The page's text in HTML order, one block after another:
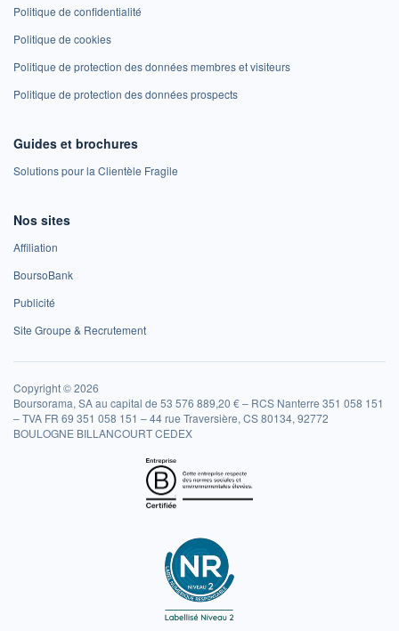
Politique de confidentialité
Politique de cookies
Politique de protection des données membres et visiteurs
Politique de protection des données prospects
Guides et brochures
Solutions pour la Clientèle Fragile
Nos sites
Affiliation
BoursoBank
Publicité
Site Groupe & Recrutement
Copyright © 2026
Boursorama, SA au capital de 53 576 889,20 € – RCS Nanterre 351 058 151
– TVA FR 69 351 058 151 – 44 rue Traversière, CS 80134, 92772
BOULOGNE BILLANCOURT CEDEX